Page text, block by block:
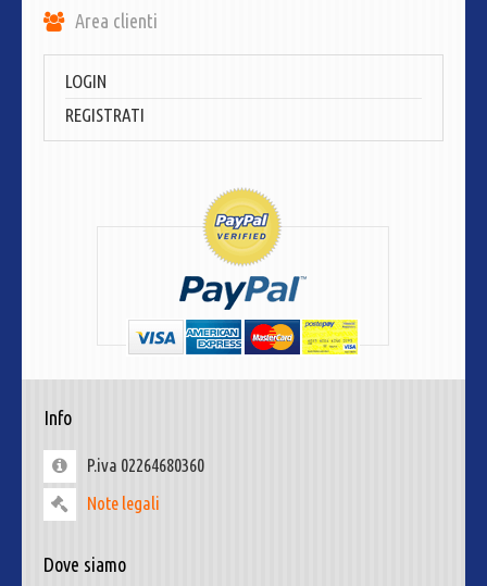
Area clienti
LOGIN
REGISTRATI
Info
P.iva 02264680360
Note legali
Dove siamo